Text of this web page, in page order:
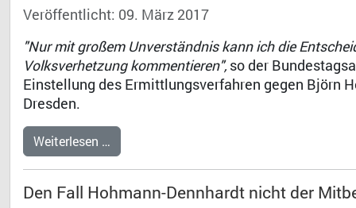
Veröffentlicht: 09. März 2017
"Nur mit großem Unverständnis kann ich die
Volksverhetzung kommentieren", so der
Einstellung des Ermittlungsverfahren gegen Björn
Dresden.
Weiterlesen …
Den Fall Hohmann-Dennhardt nicht der